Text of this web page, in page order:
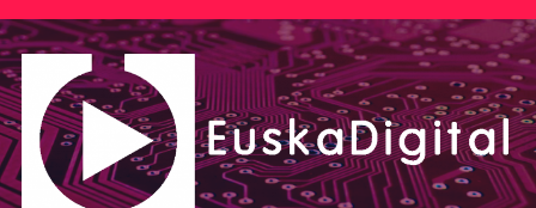
Saltar
al
contenido